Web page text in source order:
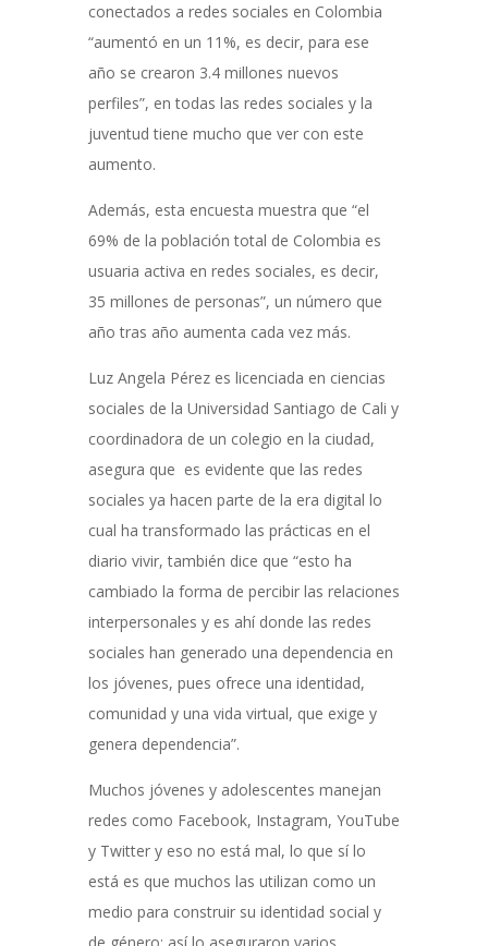
conectados a redes sociales en Colombia
“aumentó en un 11%, es decir, para ese
año se crearon 3.4 millones nuevos
perfiles”, en todas las redes sociales y la
juventud tiene mucho que ver con este
aumento.
Además, esta encuesta muestra que “el
69% de la población total de Colombia es
usuaria activa en redes sociales, es decir,
35 millones de personas”, un número que
año tras año aumenta cada vez más.
Luz Angela Pérez es licenciada en ciencias
sociales de la Universidad Santiago de Cali y
coordinadora de un colegio en la ciudad,
asegura que es evidente que las redes
sociales ya hacen parte de la era digital lo
cual ha transformado las prácticas en el
diario vivir, también dice que “esto ha
cambiado la forma de percibir las relaciones
interpersonales y es ahí donde las redes
sociales han generado una dependencia en
los jóvenes, pues ofrece una identidad,
comunidad y una vida virtual, que exige y
genera dependencia”.
Muchos jóvenes y adolescentes manejan
redes como Facebook, Instagram, YouTube
y Twitter y eso no está mal, lo que sí lo
está es que muchos las utilizan como un
medio para construir su identidad social y